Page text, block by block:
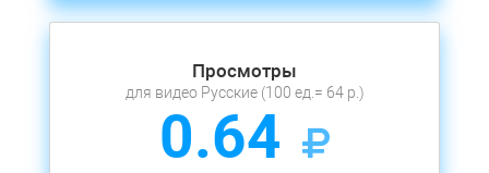
Просмотры
для видео Русские (100 ед.= 64 р.)
0.64